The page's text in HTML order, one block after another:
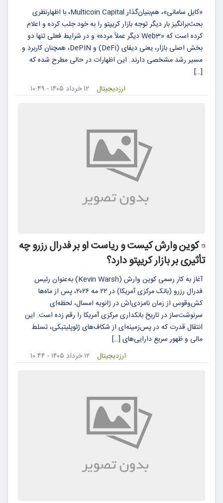
«کایل سامانی»، هم‌بنیان‌گذار Multicoin Capital، با اظهارنظری
بحث‌برانگیز بار دیگر توجه بازار کریپتو را به خود جلب کرده و اعلام
کرده است که «Web3 دیگر عملاً مرده» و در شرایط فعلی تنها دو
بخش اصلی بازار، یعنی دیفای (DeFi) و DePIN، همچنان کاربرد و
مسیر رشد مشخصی دارند. این اظهارات در حالی مطرح شده که
[…]
۱۲ خرداد ۱۴۰۵ - ۱۰:۴۹
ارزدیجیتال
کوین وارش کیست و ریاست او بر فدرال رزرو چه
تأثیری بر بازار کریپتو دارد؟
آغاز به کار رسمی کوین وارش (Kevin Warsh) به‌عنوان رئیس
فدرال رزرو (بانک مرکزی آمریکا) در ۲۲ مه ۲۰۲۶، پس از ماه‌ها
کش‌وقوس از زمان نامزدی‌اش در ژانویه امسال، لحظه‌ای
سرنوشت‌ساز در تاریخ بانکداری مرکزی آمریکا را رقم زده است. این
انتقال قدرت که در پس‌زمینه‌ای از شکاف‌های ژئوپلیتیکی، تسلط
مالی و ظهور سریع دارایی‌های […]
۱۲ خرداد ۱۴۰۵ - ۱۰:۴۴
ارزدیجیتال